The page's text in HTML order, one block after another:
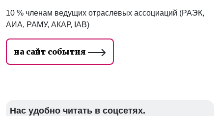
10 % членам ведущих отраслевых ассоциаций (РАЭК,
АИА, РАМУ, АКАР, IAB)
на сайт события
Нас удобно читать в соцсетях.